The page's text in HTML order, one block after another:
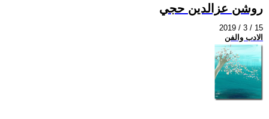
روشن عزالدين حجي
2019 / 3 / 15
الادب والفن